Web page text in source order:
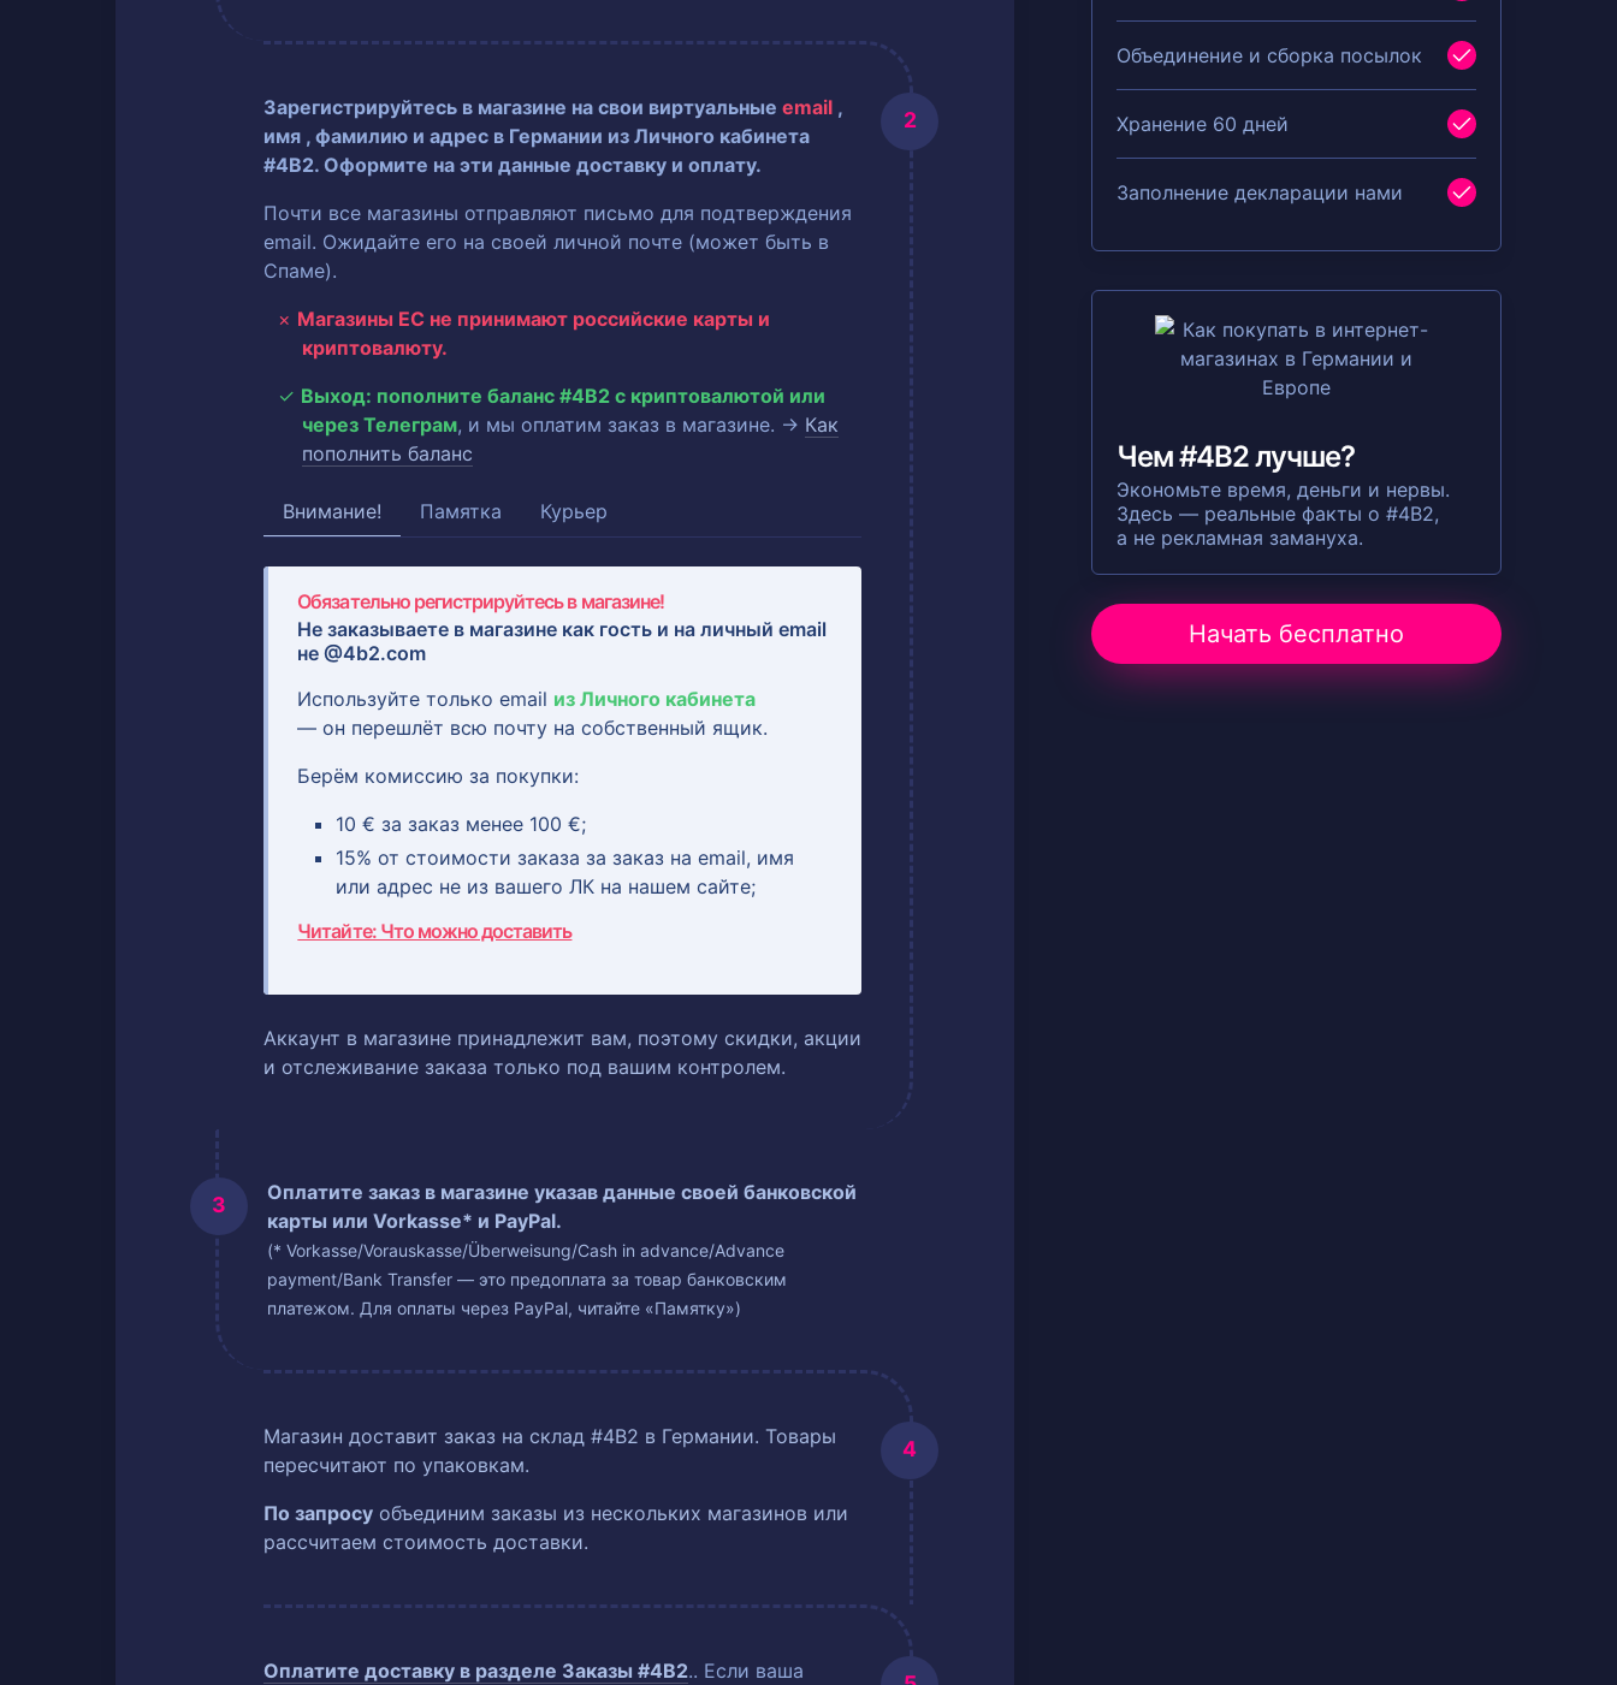
Зарегистрируйтесь в магазине на свои виртуальныеemail ,
имя , фамилию и адрес в Германии из Личного кабинета
#4B2. Оформите на эти данные доставку и оплату.
Почти все магазины отправляют письмо для подтверждения
email. Ожидайте его на своей личной почте (может быть в
Спаме).
Магазины ЕС не принимают российские карты и
криптовалюту.
Выход: пополните баланс #4B2 с криптовалютой или
через Телеграм, и мы оплатим заказ в магазине. → Как
пополнить баланс
Внимание! Памятка Курьер
Обязательно регистрируйтесь в магазине!
Не заказываете в магазине как гость и наличный email
не @4b2.com
Используйте только email из Личного кабинета
— он перешлёт всю почту на собственный ящик.
Берём комиссию за покупки:
10 € за заказ менее 100 €;
15% от стоимости заказа за заказ на email, имя
или адрес не из вашего ЛК на нашем сайте;
Читайте: Что можно доставить
Аккаунт в магазине принадлежит вам, поэтому скидки, акции
и отслеживание заказа только под вашим контролем.
Оплатите заказ в магазине указав данные своей банковской
карты или Vorkasse* и PayPal.
(* Vorkasse/Vorauskasse/Überweisung/Cash in advance/Advance
payment/Bank Transfer — это предоплата за товар банковским
платежом. Для оплаты через PayPal, читайте «Памятку»)
Магазин доставит заказ на склад #4B2 в Германии. Товары
пересчитают по упаковкам.
По запросу объединим заказы из нескольких магазинов или
рассчитаем стоимость доставки.
Оплатите доставку в разделе Заказы #4B2.. Если ваша
Объединение и сборка посылок
Хранение 60 дней
Заполнение декларации нами
Чем #4B2 лучше?
Экономьте время, деньги и нервы.
Здесь — реальные факты о #4B2,
а не рекламная замануха.
Начать бесплатно